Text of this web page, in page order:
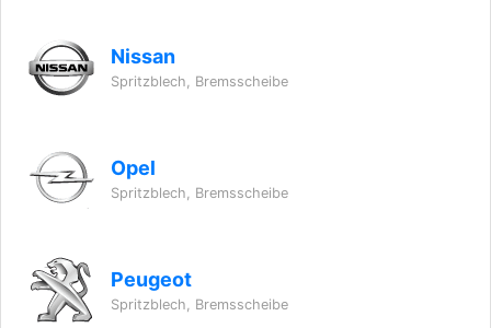
Nissan
Spritzblech, Bremsscheibe
Opel
Spritzblech, Bremsscheibe
Peugeot
Spritzblech, Bremsscheibe